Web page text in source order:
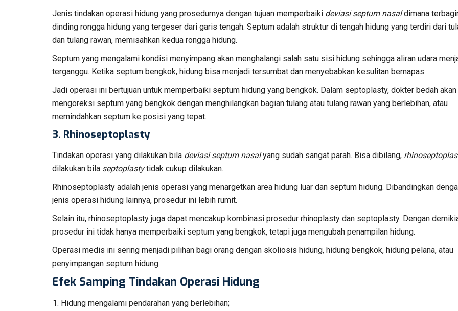
Jenis tindakan operasi hidung yang prosedurnya dengan tujuan memperbaiki deviasi septum nasaldimana
dinding rongga hidung yang tergeser dari garis tengah. Septum adalah struktur di tengah hidung yang terdiri dari
dan tulang rawan, memisahkan kedua rongga hidung.
Septum yang mengalami kondisi menyimpang akan menghalangi salah satu sisi hidung sehingga aliran udara
terganggu. Ketika septum bengkok, hidung bisa menjadi tersumbat dan menyebabkan kesulitan bernapas.
Jadi operasi ini bertujuan untuk memperbaiki septum hidung yang bengkok. Dalam septoplasty, dokter bedah akan
mengoreksi septum yang bengkok dengan menghilangkan bagian tulang atau tulang rawan yang berlebihan, atau
memindahkan septum ke posisi yang tepat.
3. Rhinoseptoplasty
Tindakan operasi yang dilakukan bila deviasi septum nasalyang sudah sangat parah. Bisa dibilang,
dilakukan bila septoplastytidak cukup dilakukan.
Rhinoseptoplasty adalah jenis operasi yang menargetkan area hidung luar dan septum hidung. Dibandingkan
jenis operasi hidung lainnya, prosedur ini lebih rumit.
Selain itu, rhinoseptoplasty juga dapat mencakup kombinasi prosedur rhinoplasty dan septoplasty. Dengan
prosedur ini tidak hanya memperbaiki septum yang bengkok, tetapi juga mengubah penampilan hidung.
Operasi medis ini sering menjadi pilihan bagi orang dengan skoliosis hidung, hidung bengkok, hidung pelana, atau
penyimpangan septum hidung.
Efek Samping Tindakan Operasi Hidung
Hidung mengalami pendarahan yang berlebihan;